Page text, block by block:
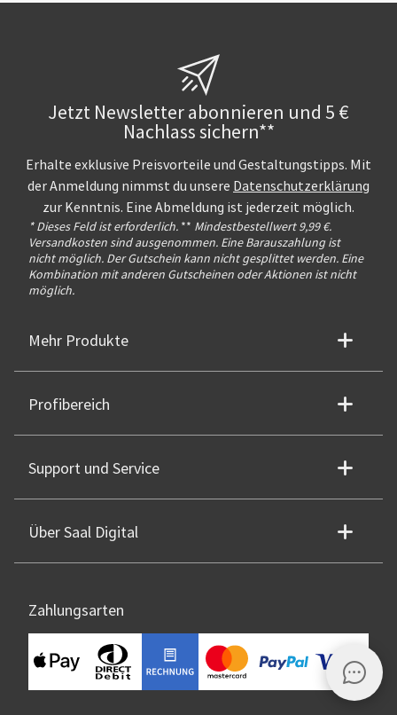
Jetzt Newsletter abonnieren und 5 €
Nachlass sichern**
Erhalte exklusive Preisvorteile und Gestaltungstipps. Mit
der Anmeldung nimmst du unsere Datenschutzerklärung
zur Kenntnis. Eine Abmeldung ist jederzeit möglich.
* Dieses Feld ist erforderlich. ** Mindestbestellwert 9,99 €.
Versandkosten sind ausgenommen. Eine Barauszahlung ist
nicht möglich. Der Gutschein kann nicht gesplittet werden. Eine
Kombination mit anderen Gutscheinen oder Aktionen ist nicht
möglich.
Mehr Produkte
Profibereich
Support und Service
Über Saal Digital
Zahlungsarten